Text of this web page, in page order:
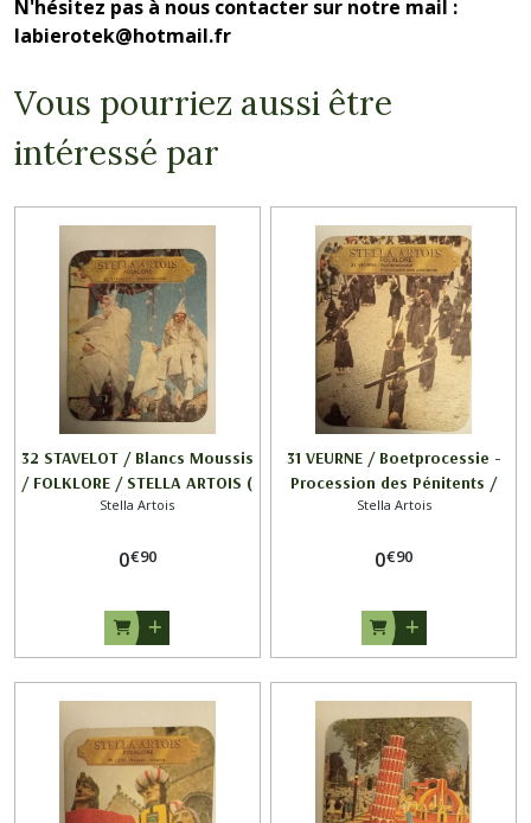
N'hésitez pas à nous contacter sur notre mail :
labierotek@hotmail.fr
Vous pourriez aussi être
intéressé par
32 STAVELOT / Blancs Moussis
/ FOLKLORE / STELLA ARTOIS (
voir écriture 2/2 )
Stella Artois
0€90
31 VEURNE / Boetprocessie -
Procession des Pénitents /
FOLKLORE / STELLA ARTOIS
Stella Artois
0€90